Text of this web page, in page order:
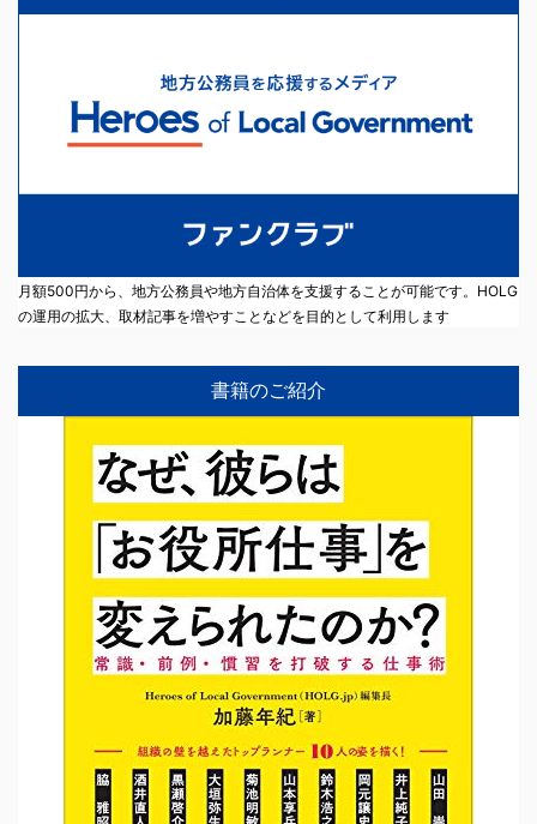
月額500円から、地方公務員や地方自治体を支援することが可能です。HOLG
の運用の拡大、取材記事を増やすことなどを目的として利用します
書籍のご紹介